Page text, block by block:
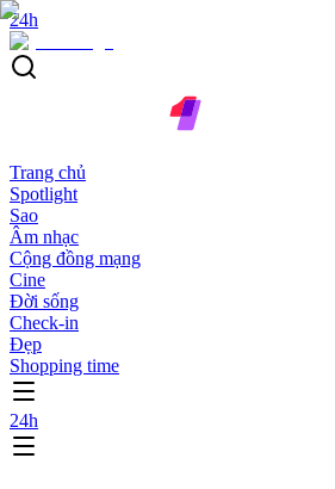
24h
Trang chủ
Spotlight
Sao
Âm nhạc
Cộng đồng mạng
Cine
Đời sống
Check-in
Đẹp
Shopping time
24h